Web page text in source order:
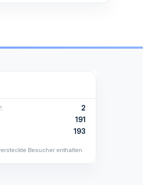
2
191
193
Besucher enthalten.